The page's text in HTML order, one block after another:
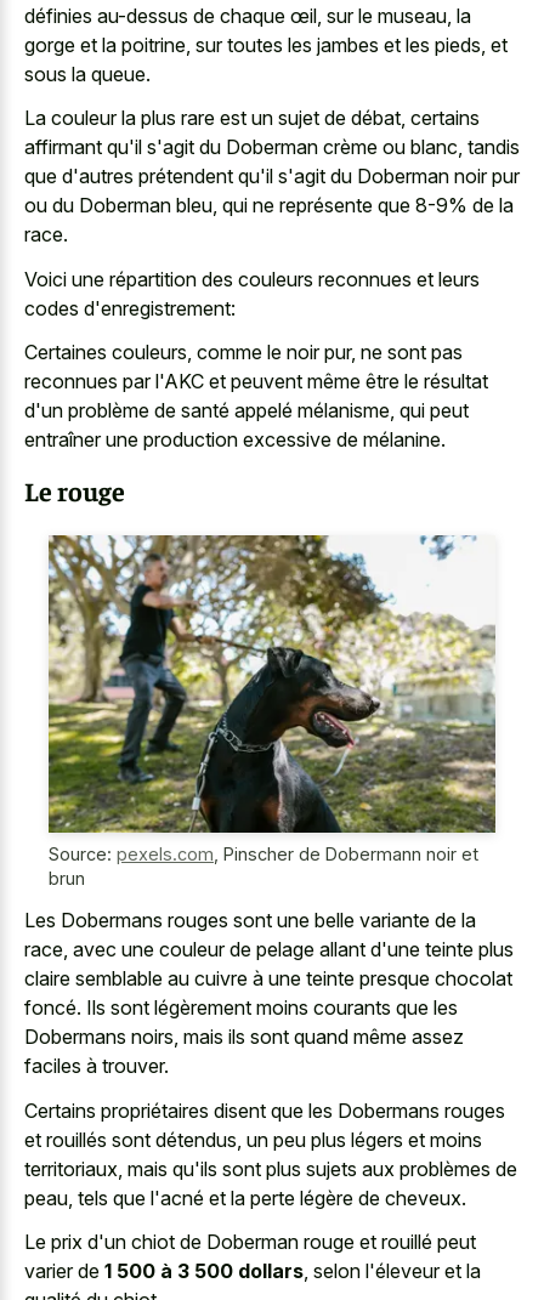
définies au-dessus de chaque œil, sur le museau, la
gorge et la poitrine, sur toutes les jambes et les pieds, et
sous la queue.
La couleur la plus rare est un sujet de débat, certains
affirmant qu'il s'agit du Doberman crème ou blanc, tandis
que d'autres prétendent qu'il s'agit du Doberman noir pur
ou du Doberman bleu, qui ne représente que 8-9% de la
race.
Voici une répartition des couleurs reconnues et leurs
codes d'enregistrement:
Certaines couleurs, comme le noir pur, ne sont pas
reconnues par l'AKC et peuvent même être le résultat
d'un problème de santé appelé mélanisme, qui peut
entraîner une production excessive de mélanine.
Le rouge
Source: pexels.com Pinscher de Dobermann noir et
brun
Les Dobermans rouges sont une belle variante de la
race, avec une couleur de pelage allant d'une teinte plus
claire semblable au cuivre à une teinte presque chocolat
foncé. Ils sont légèrement moins courants que les
Dobermans noirs, mais ils sont quand même assez
faciles à trouver.
Certains propriétaires disent que les Dobermans rouges
et rouillés sont détendus, un peu plus légers et moins
territoriaux, mais qu'ils sont plus sujets aux problèmes de
peau, tels que l'acné et la perte légère de cheveux.
Le prix d'un chiot de Doberman rouge et rouillé peut
varier de 1 500 à 3 500 dollars, selon l'éleveur et la